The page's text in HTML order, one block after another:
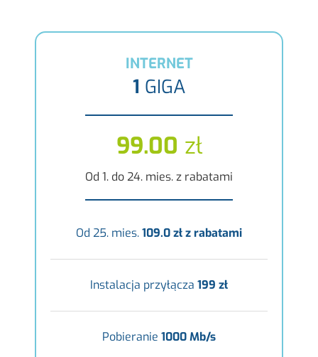
INTERNET
1 GIGA
99.00 zł
Od 1. do 24. mies. z rabatami
Od 25. mies.109.0 zł z rabatami
Instalacja przyłącza 199 zł
Pobieranie 1000 Mb/s